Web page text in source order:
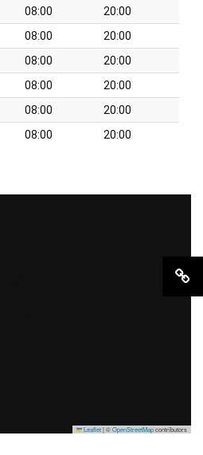
08:00
20:00
08:00
20:00
08:00
20:00
08:00
20:00
08:00
20:00
08:00 20:00
Leaflet|©OpenStreetMapcontributors